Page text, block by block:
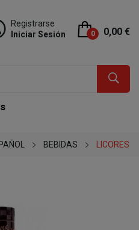
Registrarse
Iniciar Sesión
0 0,00 €
BEBIDAS LICORES